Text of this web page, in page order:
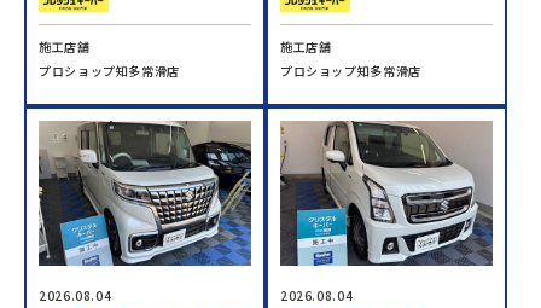
施工店舗
プロショップ知多常滑店
施工店舗
プロショップ知多常滑店
2026.08.04 2026.08.04